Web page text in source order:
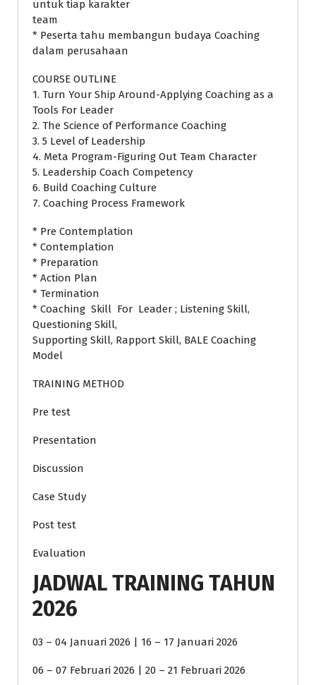
untuk tiap karakter
team
* Peserta tahu membangun budaya Coaching
dalam perusahaan
COURSE OUTLINE
1. Turn Your Ship Around-Applying Coaching as a
Tools For Leader
2. The Science of Performance Coaching
3. 5 Level of Leadership
4. Meta Program-Figuring Out Team Character
5. Leadership Coach Competency
6. Build Coaching Culture
7. Coaching Process Framework
* Pre Contemplation
* Contemplation
* Preparation
* Action Plan
* Termination
* Coaching Skill For Leader ; Listening Skill,
Questioning Skill,
Supporting Skill, Rapport Skill, BALE Coaching
Model
TRAINING METHOD
Pre test
Presentation
Discussion
Case Study
Post test
Evaluation
JADWAL TRAINING TAHUN
2026
03 – 04 Januari 2026 | 16 – 17 Januari 2026
06 – 07 Februari 2026 | 20 – 21 Februari 2026